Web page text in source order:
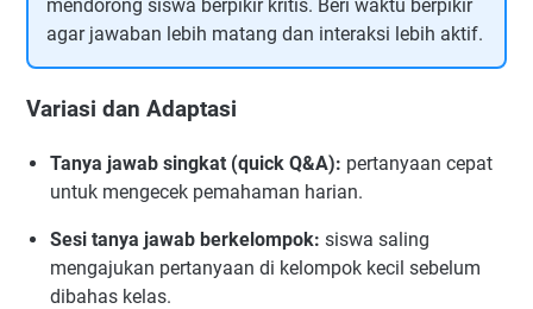
mendorong siswa berpikir kritis. Beri waktu berpikir
agar jawaban lebih matang dan interaksi lebih aktif.
Variasi dan Adaptasi
Tanya jawab singkat (quick Q&A): pertanyaan cepat
untuk mengecek pemahaman harian.
Sesi tanya jawab berkelompok: siswa saling
mengajukan pertanyaan di kelompok kecil sebelum
dibahas kelas.